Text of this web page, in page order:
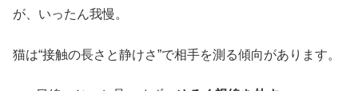
が、いったん我慢。
猫は“接触の長さと静けさ”で相手を測る傾向があります。